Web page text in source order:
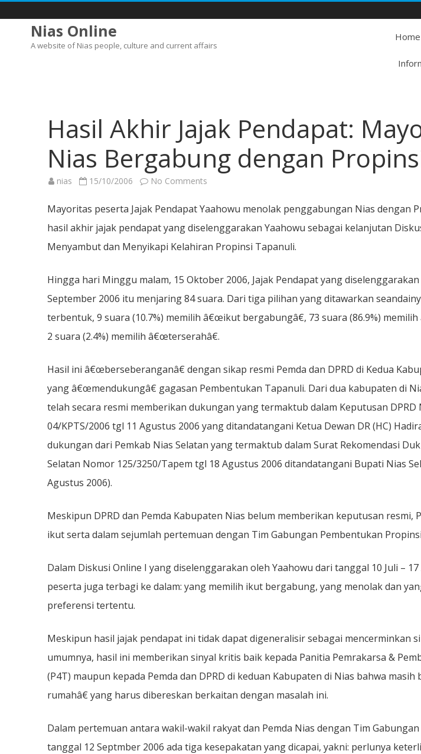
Nias Online
A website of Nias people, culture and current affairs
Home
Hasil Akhir Jajak Pendapat:
Nias Bergabung dengan
nias 15/10/2006 No Comments
Jajak
Pendapat:
Mayoritas
Tolak
Bergabung
dengan
Mayoritas peserta Jajak Pendapat Yaahowu menolak penggabungan Nias dengan
hasil akhir jajak pendapat yang diselenggarakan Yaahowu sebagai kelanjutan
Menyambut dan Menyikapi Kelahiran Propinsi Tapanuli.
Hingga hari Minggu malam, 15 Oktober 2006, Jajak Pendapat yang
September 2006 itu menjaring 84 suara. Dari tiga pilihan yang ditawarkan
terbentuk, 9 suara (10.7%) memilih â€œikut bergabungâ€, 73 suara (86.9%)
2 suara (2.4%) memilih â€œterserahâ€.
Hasil ini â€œberseberanganâ€ dengan sikap resmi Pemda dan DPRD di Kedua
yang â€œmendukungâ€ gagasan Pembentukan Tapanuli. Dari dua kabupaten di
telah secara resmi memberikan dukungan yang termaktub dalam Keputusan DPRD
04/KPTS/2006 tgl 11 Agustus 2006 yang ditandatangani Ketua Dewan DR (HC)
dukungan dari Pemkab Nias Selatan yang termaktub dalam Surat Rekomendasi
Selatan Nomor 125/3250/Tapem tgl 18 Agustus 2006 ditandatangani Bupati Nias
Agustus 2006).
Meskipun DPRD dan Pemda Kabupaten Nias belum memberikan keputusan resmi,
ikut serta dalam sejumlah pertemuan dengan Tim Gabungan Pembentukan
Dalam Diskusi Online I yang diselenggarakan oleh Yaahowu dari tanggal 10 Juli –
peserta juga terbagi ke dalam: yang memilih ikut bergabung, yang menolak dan
preferensi tertentu.
Meskipun hasil jajak pendapat ini tidak dapat digeneralisir sebagai mencerminkan
umumnya, hasil ini memberikan sinyal kritis baik kepada Panitia Pemrakarsa &
(P4T) maupun kepada Pemda dan DPRD di keduan Kabupaten di Nias bahwa
rumahâ€ yang harus dibereskan berkaitan dengan masalah ini.
Dalam pertemuan antara wakil-wakil rakyat dan Pemda Nias dengan Tim Gabungan
tanggal 12 Septmber 2006 ada tiga kesepakatan yang dicapai, yakni: perlunya